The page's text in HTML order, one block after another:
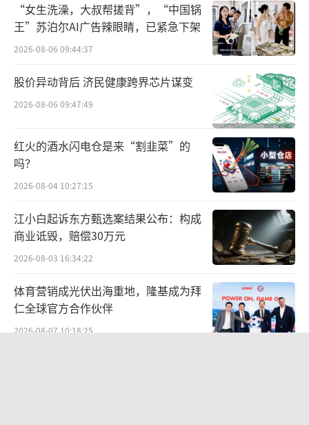
据了解，当前净息差持续收窄已是银行业
面临的共同问题，国家金融监督管理总局披露
的数据显示，2023年三季度，商业银行净息差
为1.73%，为历史最低。中国银行业净息差已
经多个季度在满分线1.8%以下。
兴业银行行长陈信健在年报致辞中表示，
去年该行把压降负债成本作为稳定息差的关键
抓手，不断加大低成本定期存款置换高成本协
议存款、结构性存款力度。
胜马财经从金融从业人士处了解到，兴业
银行实施的策略主要服务于资产负债表的重
构。压降负债成本有利于降低风险，改善流动
性，进而增强银行的盈利能力。而通过增加低
成本定期存款并置换高成本协议存款和结构性
“女生洗澡，大叔帮搓背”，“中国锅
王”苏泊尔AI广告辣眼睛，已紧急下架
2026-08-06 09:44:37
股价异动背后 济民健康跨界芯片谋变
2026-08-06 09:47:49
红火的酒水闪电仓是来“割韭菜”的
吗？
2026-08-04 10:27:15
江小白起诉东方甄选案结果公布：构成
商业诋毁，赔偿30万元
2026-08-03 16:34:22
体育营销成光伏出海重地，隆基成为拜
仁全球官方合作伙伴
2026-08-07 10:18:25